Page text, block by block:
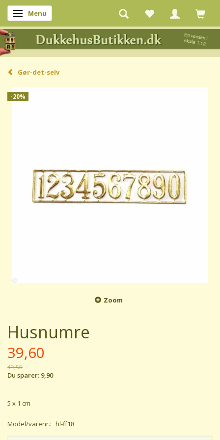
Skifte navigation
Menu
Gør-det-selv
-20%
Zoom
Husnumre
39,60
49,50
Du sparer: 9,90
5 x 1 cm
Model/varenr.: hl-ff18